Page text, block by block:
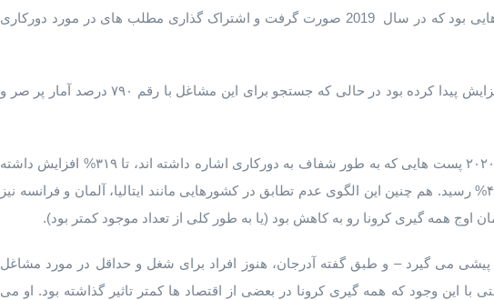
دورکاری چهارو نیم برابر بیشتر از آن همه جستجوهایی بود که در سال 2019 صورت گرفت و اشتراک گذاری مطلب های در مورد دورکاری
در بریتانیا، مطالب در مورد دورکاری ۳۲۹ درصد افزایش پیدا کرده بود در حالی که جستجو برای این مشاغل با رقم ۷۹۰ درصد آمار پر صر و
در ایالات متحده آمریکا، بین جنیوری ۲۰۲۰ و مارچ ۲۰۲۰ پست هایی که به طور شفاف به دورکاری اشاره داشته اند، تا ۳۱۹% افزایش داشته
است در حالی که تعداد جستجوها به سرعت به ۴۵۸% رسید. هم چنین این الگوی عدم تطابق در کشورهایی مانند ایتالیا، آلمان و فرانسه نیز
همه گیری کرونا رو به کاهش بود (یا به طور کلی از تعداد موجود کمتر بود).
می گیرد – و طبق گفته آدرجان، هنوز افراد برای شغل و حداقل در مورد مشاغل
این وجود که همه گیری کرونا در بعضی از اقتصاد ها کمتر تاثیر گذاشته بود. او می